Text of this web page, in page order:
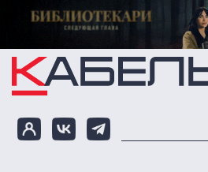
Перейти к основному